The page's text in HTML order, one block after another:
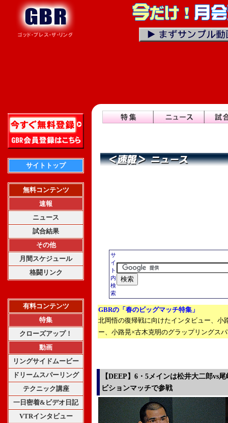
サイトトップ
無料コンテンツ
速報
ニュース
試合結果
その他
月間スケジュール
格闘リンク
有料コンテンツ
特集
クローズアップ！
動画
リングサイドムービー
ドリームスパーリング
テクニック講座
一日密着&ビデオ日記
VTRインタビュー
サ
イ
ト
内
検
索
GBRの「春のビッグマッチ特集」
北岡悟の復帰戦に向けたインタビュー、小
ー、小路晃×古木克明のグラップリングス
【DEEP】6・5メインは松井大二郎vs
ビションマッチで参戦